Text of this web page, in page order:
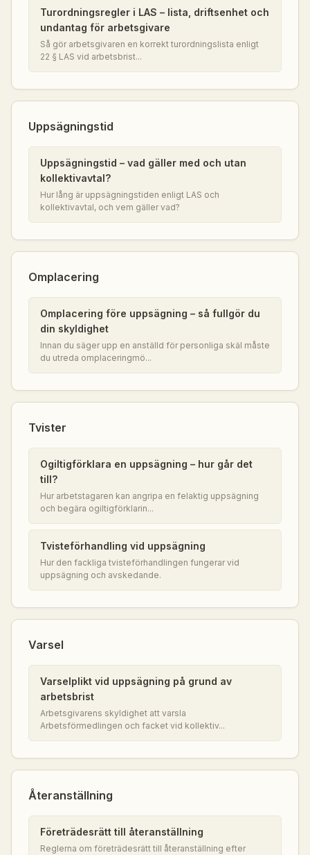
Turordningsregler i LAS – lista, driftsenhet och
undantag för arbetsgivare
Så gör arbetsgivaren en korrekt turordningslista enligt
22 § LAS vid arbetsbrist...
Uppsägningstid
Uppsägningstid – vad gäller med och utan
kollektivavtal?
Hur lång är uppsägningstiden enligt LAS och
kollektivavtal, och vem gäller vad?
Omplacering
Omplacering före uppsägning – så fullgör du
din skyldighet
Innan du säger upp en anställd för personliga skäl måste
du utreda omplaceringmö...
Tvister
Ogiltigförklara en uppsägning – hur går det
till?
Hur arbetstagaren kan angripa en felaktig uppsägning
och begära ogiltigförklarin...
Tvisteförhandling vid uppsägning
Hur den fackliga tvisteförhandlingen fungerar vid
uppsägning och avskedande.
Varsel
Varselplikt vid uppsägning på grund av
arbetsbrist
Arbetsgivarens skyldighet att varsla
Arbetsförmedlingen och facket vid kollektiv...
Återanställning
Företrädesrätt till återanställning
Reglerna om företrädesrätt till återanställning efter